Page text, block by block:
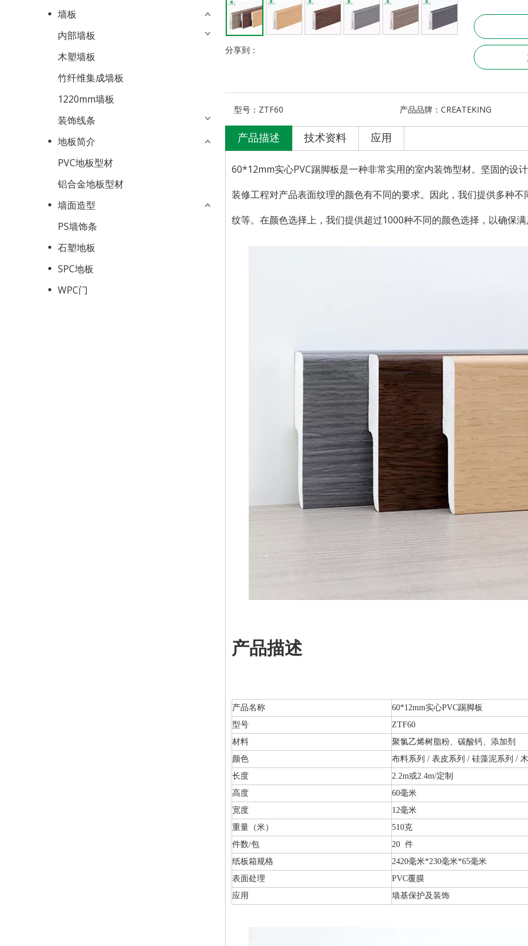
墙板
内部墙板
木塑墙板
竹纤维集成墙板
1220mm墙板
装饰线条
地板简介
PVC地板型材
铝合金地板型材
墙面造型
PS墙饰条
石塑地板
SPC地板
WPC门
分享到：
型号： ZTF60 产品品牌： CREATEKING
产品描述 技术资料 应用
60*12mm实心PVC踢脚板是一种非常实用的室内装饰型材。坚固的设
装修工程对产品表面纹理的颜色有不同的要求。因此，我们提供多种
纹等。在颜色选择上，我们提供超过1000种不同的颜色选择，以确保满
产品描述
产品名称
60*12mm实心PVC踢脚板
型号
ZTF60
材料
聚氯乙烯树脂粉、碳酸钙、添加剂
颜色
布料系列 / 表皮系列 / 硅藻泥系列 /
长度
2.2m或2.4m/定制
高度
60毫米
宽度
12毫米
重量（米）
510克
件数/包
20 件
纸板箱规格
2420毫米*230毫米*65毫米
表面处理
PVC覆膜
应用
墙基保护及装饰